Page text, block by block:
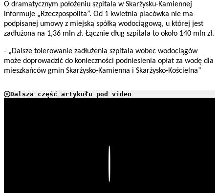
O dramatycznym położeniu szpitala w Skarżysku-Kamiennej
informuje „Rzeczpospolita”. Od 1 kwietnia placówka nie ma
podpisanej umowy z miejską spółką wodociągową, u której jest
zadłużona na 1,36 mln zł. Łącznie dług szpitala to około 140 mln zł.
- „Dalsze tolerowanie zadłużenia szpitala wobec wodociągów
może doprowadzić do konieczności podniesienia opłat za wodę dla
mieszkańców gmin Skarżysko-Kamienna i Skarżysko-Kościelna”
Dalsza część artykułu pod video